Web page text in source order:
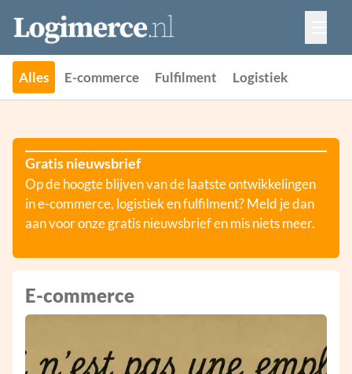
Vacatures
Events
Adverteren
Partners
Alles E-commerce Fulfilment Logistiek
Gratis nieuwsbrief
Op de hoogte blijven van de laatste ontwikkelingen
in e-commerce, logistiek en fulfilment? Meld je dan
aan voor onze gratis nieuwsbrief en mis niets meer.
E-commerce